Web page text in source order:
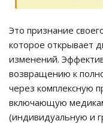
Это признание
которое открывает
изменений.
возвращению к
через комплексную
включающую
(индивидуальную и